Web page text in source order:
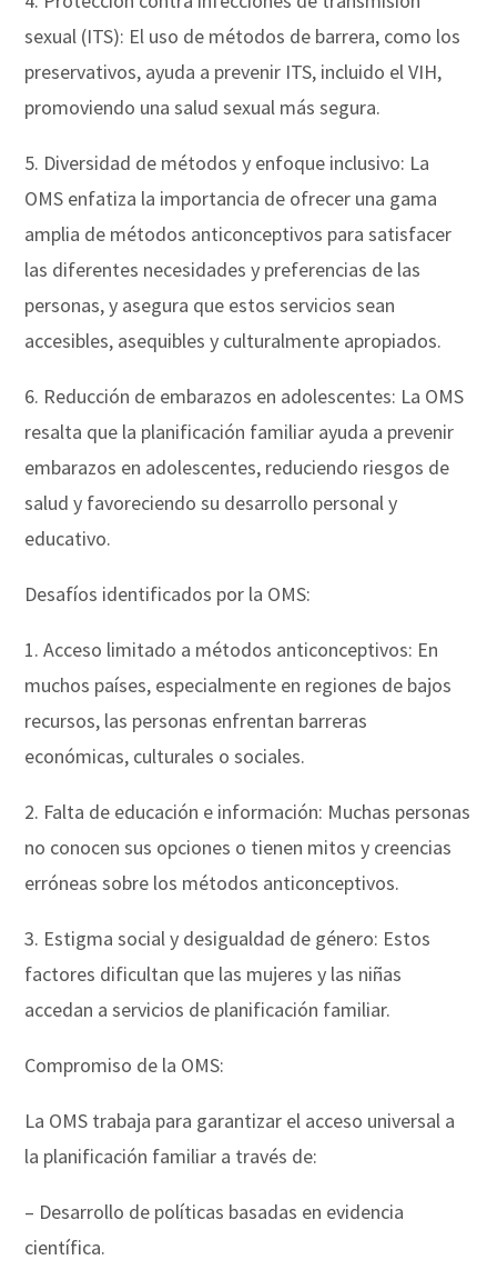
sexual (ITS): El uso de métodos de barrera, como los
preservativos, ayuda a prevenir ITS, incluido el VIH,
promoviendo una salud sexual más segura.
5. Diversidad de métodos y enfoque inclusivo: La
OMS enfatiza la importancia de ofrecer una gama
amplia de métodos anticonceptivos para satisfacer
las diferentes necesidades y preferencias de las
personas, y asegura que estos servicios sean
accesibles, asequibles y culturalmente apropiados.
6. Reducción de embarazos en adolescentes: La OMS
resalta que la planificación familiar ayuda a prevenir
embarazos en adolescentes, reduciendo riesgos de
salud y favoreciendo su desarrollo personal y
educativo.
Desafíos identificados por la OMS:
1. Acceso limitado a métodos anticonceptivos: En
muchos países, especialmente en regiones de bajos
recursos, las personas enfrentan barreras
económicas, culturales o sociales.
2. Falta de educación e información: Muchas personas
no conocen sus opciones o tienen mitos y creencias
erróneas sobre los métodos anticonceptivos.
3. Estigma social y desigualdad de género: Estos
factores dificultan que las mujeres y las niñas
accedan a servicios de planificación familiar.
Compromiso de la OMS:
La OMS trabaja para garantizar el acceso universal a
la planificación familiar a través de:
– Desarrollo de políticas basadas en evidencia
científica.